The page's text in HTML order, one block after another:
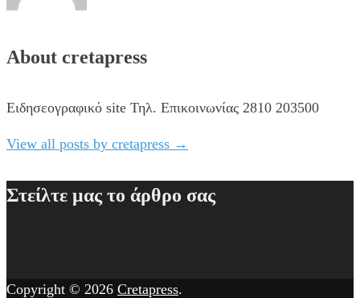
About cretapress
Ειδησεογραφικό site Τηλ. Επικοινωνίας 2810 203500
View all posts by cretapress →
Στείλτε μας το άρθρο σας
Copyright © 2026 Cretapress.